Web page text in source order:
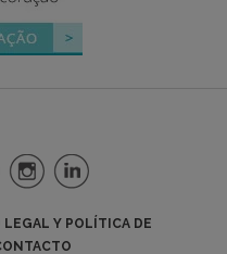
LEGAL Y POLÍTICA DE